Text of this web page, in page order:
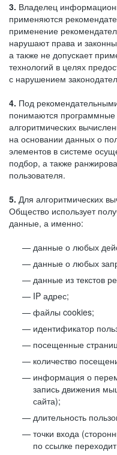
3. Владелец
применяются
применение
нарушают права и
а также не допускает
технологий в целях
с нарушением
4. Под
понимаются
алгоритмических
на основании данных о
элементов в системе
подбор, а также
пользователя.
5. Для алгоритмических
Общество использует
данные, а именно:
данные о любых
данные о любых
данные из текстов
IP адрес;
файлы cookies;
идентификатор
посещенные
количество
информация о
запись движения
сайта);
длительность
точки входа
по ссылке